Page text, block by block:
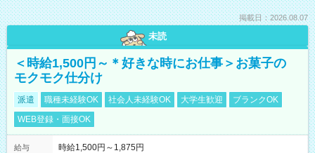
掲載日：2026.08.07
未読
＜時給1,500円～＊好きな時にお仕事＞お菓子の
モクモク仕分け
派遣 職種未経験OK 社会人未経験OK 大学生歓迎
ブランクOK
WEB登録・面接OK
給与
時給1,500円～1,875円